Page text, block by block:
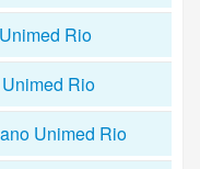
Rio
Rio
Unimed Rio